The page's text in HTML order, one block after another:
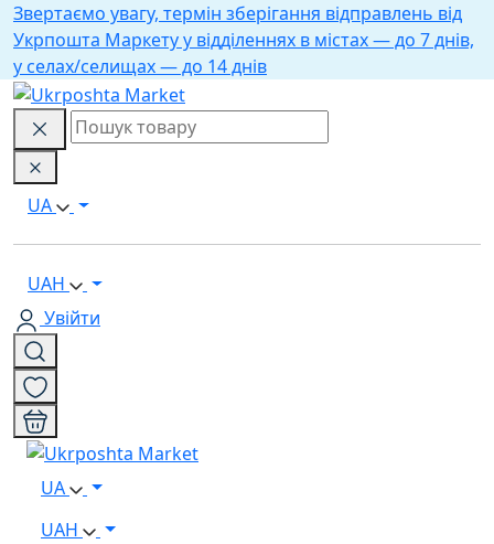
Звертаємо увагу, термін зберігання відправлень від
Укрпошта Маркету у відділеннях в містах — до 7 днів,
у селах/селищах — до 14 днів
UA
UAH
Увійти
UA
UAH